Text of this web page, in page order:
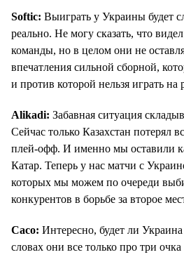
Softic: Выиграть у Украины будет
реально. Не могу сказать, что
команды, но в целом они не
впечатления сильной сборной,
и против которой нельзя играть на
Alikadi: Забавная ситуация
Сейчас только Казахстан потерял
плей-офф. И именно мы оставили
Катар. Теперь у нас матчи с
которых мы можем по очереди
конкурентов в борьбе за второе
Caco: Интересно, будет ли
словах они все только про три